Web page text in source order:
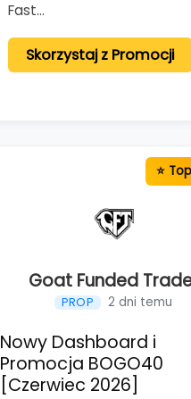
Fast…
Skorzystaj z Promocji
Goat Funded
PROP 2 dni temu
Nowy Dashboard i
Promocja BOGO40
[Czerwiec 2026]